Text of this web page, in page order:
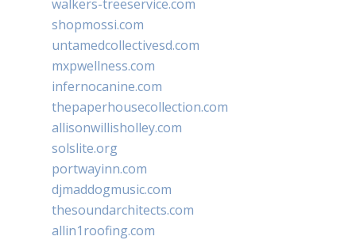
walkers-treeservice.com
shopmossi.com
untamedcollectivesd.com
mxpwellness.com
infernocanine.com
thepaperhousecollection.com
allisonwillisholley.com
solslite.org
portwayinn.com
djmaddogmusic.com
thesoundarchitects.com
allin1roofing.com